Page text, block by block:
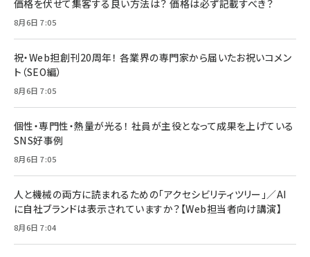
価格を伏せて集客する良い方法は？ 価格は必ず記載すべき？
8月6日 7:05
祝・Web担創刊20周年！ 各業界の専門家から届いたお祝いコメン
ト（SEO編）
8月6日 7:05
個性・専門性・熱量が光る！ 社員が主役となって成果を上げている
SNS好事例
8月6日 7:05
人と機械の両方に読まれるための「アクセシビリティツリー」／AI
に自社ブランドは表示されていますか？【Web担当者向け講演】
8月6日 7:04